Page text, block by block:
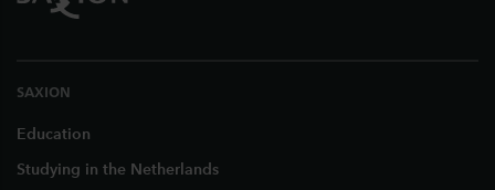
SAXION
Education
Studying in the Netherlands